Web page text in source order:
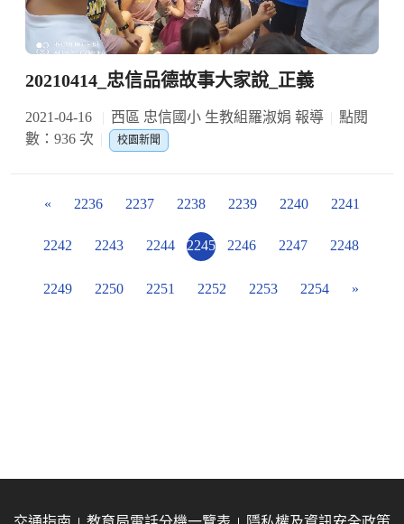
20210414_忠信品德故事大家說_正義
2021-04-16 西區 忠信國小 生教組羅淑娟 報導
點閱
數：936 次
校園新聞
« 2236 2237 2238 2239 2240 2241
2242 2243 2244 2245 2246 2247 2248
2249 2250 2251 2252 2253 2254 »